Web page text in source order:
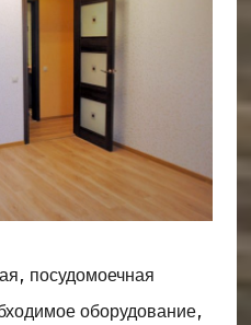
посудомоечная
оборудование,